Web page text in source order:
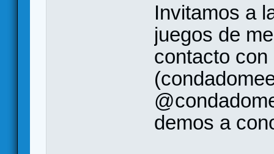
Invitamos a
juegos de
contacto
demos a